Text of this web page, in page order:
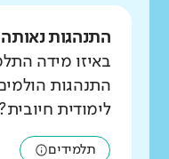
התנהגות
באיזו מידה
התנהגות
לימודית חיובית?
תלמידים